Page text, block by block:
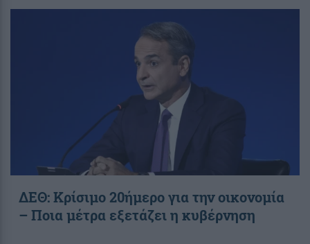
ΔΕΘ: Κρίσιμο 20ήμερο για την οικονομία
– Ποια μέτρα εξετάζει η κυβέρνηση